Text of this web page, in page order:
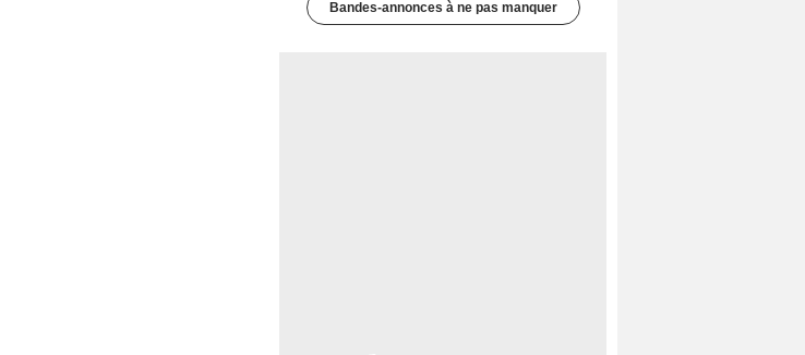
Bandes-annonces à ne pas manquer